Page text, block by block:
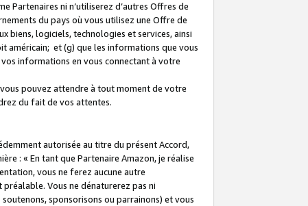
Partenaires ni n’utiliserez d’autres Offres de
du pays où vous utilisez une Offre de
biens, logiciels, technologies et services, ainsi
américain; et (g) que les informations que vous
informations en vous connectant à votre
pouvez attendre à tout moment de votre
du fait de vos attentes.
autorisée au titre du présent Accord,
: « En tant que Partenaire Amazon, je réalise
vous ne ferez aucune autre
Vous ne dénaturerez pas ni
sponsorisons ou parrainons) et vous